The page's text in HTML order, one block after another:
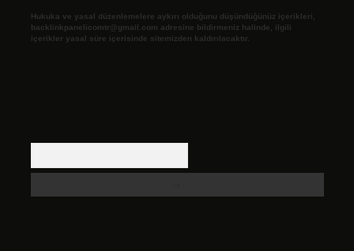
Hukuka ve yasal düzenlemelere aykırı olduğunu düşündüğünüz içerikleri,
backlinkpanelicomtr@gmail.com adresine bildirmeniz halinde, ilgili
içerikler yasal süre içerisinde sitemizden kaldırılacaktır.